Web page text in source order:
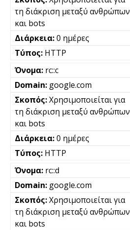
τη διάκριση μεταξύ ανθρώπων
και bots
0 ημέρες
HTTP
rc::c
google.com
Χρησιμοποιείται για
τη διάκριση μεταξύ ανθρώπων
και bots
0 ημέρες
HTTP
rc::d
google.com
Χρησιμοποιείται για
τη διάκριση μεταξύ ανθρώπων
και bots